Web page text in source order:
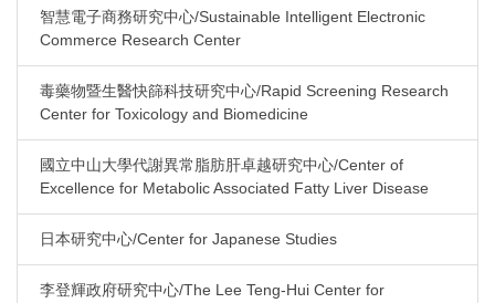
智慧電子商務研究中心/Sustainable Intelligent Electronic
Commerce Research Center
毒藥物暨生醫快篩科技研究中心/Rapid Screening Research
Center for Toxicology and Biomedicine
國立中山大學代謝異常脂肪肝卓越研究中心/Center of
Excellence for Metabolic Associated Fatty Liver Disease
日本研究中心/Center for Japanese Studies
李登輝政府研究中心/The Lee Teng-Hui Center for